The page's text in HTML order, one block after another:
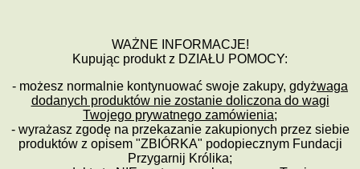
WAŻNE INFORMACJE!
Kupując produkt z DZIAŁU POMOCY:
- możesz normalnie kontynuować swoje zakupy, gdyżwaga
dodanych produktów nie zostanie doliczona do wagi
Twojego prywatnego zamówienia;
- wyrażasz zgodęna przekazanie zakupionych przez siebie
produktów z opisem "ZBIÓRKA" podopiecznym Fundacji
Przygarnij Królika;